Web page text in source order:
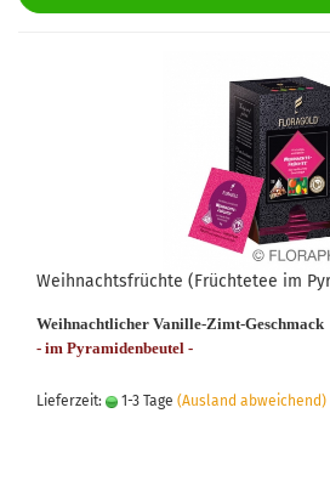
Weihnachtsfrüchte (Früchtetee im
Weihnachtlicher Vanille-Zimt-Geschmack
- im Pyramidenbeutel -
Lieferzeit: 1-3 Tage (Ausland abweichend)